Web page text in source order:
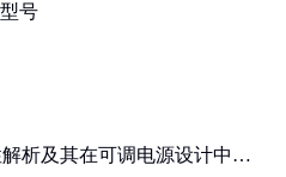
号
析及其在可调电源设计中的